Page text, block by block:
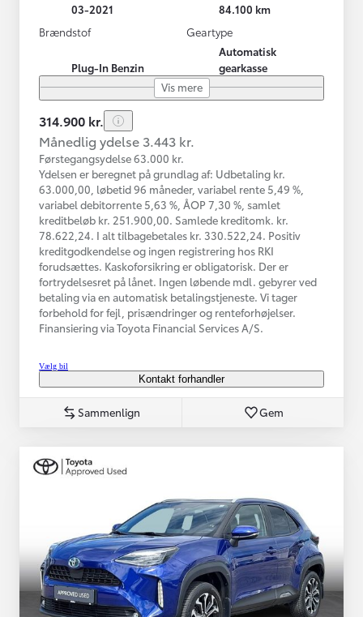
03-2021
84.100 km
Brændstof
Plug-In Benzin
Geartype
Automatisk
gearkasse
Vis mere
314.900 kr.
Månedlig ydelse 3.443 kr.
Førstegangsydelse 63.000 kr.
Ydelsen er beregnet på grundlag af: Udbetaling kr.
63.000,00, løbetid 96 måneder, variabel rente 5,49 %,
variabel debitorrente 5,63 %, ÅOP 7,30 %, samlet
kreditbeløb kr. 251.900,00. Samlede kreditomk. kr.
78.622,24. I alt tilbagebetales kr. 330.522,24. Positiv
kreditgodkendelse og ingen registrering hos RKI
forudsættes. Kaskoforsikring er obligatorisk. Der er
fortrydelsesret på lånet. Ingen løbende mdl. gebyrer ved
betaling via en automatisk betalingstjeneste. Vi tager
forbehold for fejl, prisændringer og renteforhøjelser.
Finansiering via Toyota Financial Services A/S.
Vælg bil
Kontakt forhandler
Sammenlign Gem